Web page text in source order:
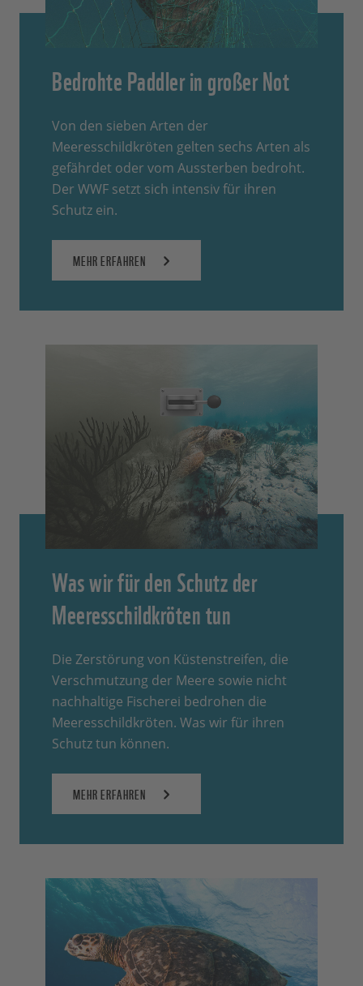
Bedrohte Paddler in großer Not
Von den sieben Arten der
Meeresschildkröten gelten sechs Arten als
gefährdet oder vom Aussterben bedroht.
Der WWF setzt sich intensiv für ihren
Schutz ein.
MEHR ERFAHREN
Was wir für den Schutz der
Meeresschildkröten tun
Die Zerstörung von Küstenstreifen, die
Verschmutzung der Meere sowie nicht
nachhaltige Fischerei bedrohen die
Meeresschildkröten. Was wir für ihren
Schutz tun können.
MEHR ERFAHREN